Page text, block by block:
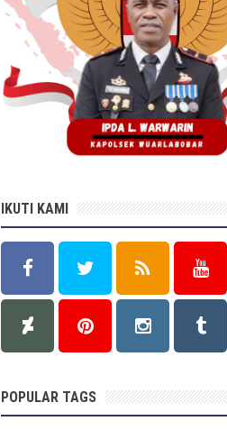
IKUTI KAMI
POPULAR TAGS